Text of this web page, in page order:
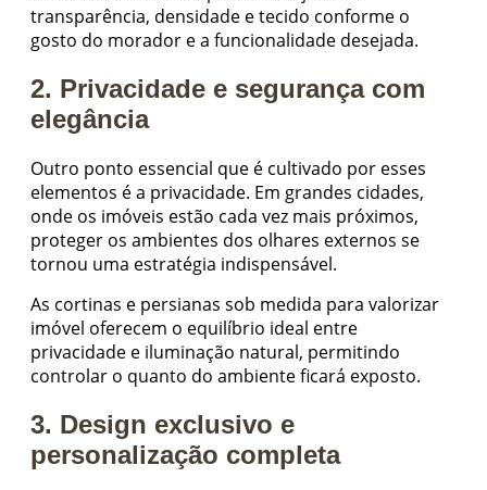
transparência, densidade e tecido conforme o
gosto do morador e a funcionalidade desejada.
2. Privacidade e segurança com
elegância
Outro ponto essencial que é cultivado por esses
elementos é a privacidade. Em grandes cidades,
onde os imóveis estão cada vez mais próximos,
proteger os ambientes dos olhares externos se
tornou uma estratégia indispensável.
As cortinas e persianas sob medida para valorizar
imóvel oferecem o equilíbrio ideal entre
privacidade e iluminação natural, permitindo
controlar o quanto do ambiente ficará exposto.
3. Design exclusivo e
personalização completa